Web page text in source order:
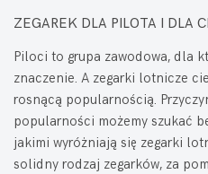
ZEGAREK DLA PILOTA I DLA
Piloci to grupa zawodowa, dla
znaczenie. A zegarki lotnicze
rosnącą popularnością.
popularności możemy szukać
jakimi wyróżniają się zegarki
solidny rodzaj zegarków, za